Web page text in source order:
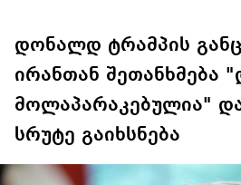
დონალდ ტრამპის
ირანთან შეთანხმება
მოლაპარაკებულია"
სრუტე გაიხსნება